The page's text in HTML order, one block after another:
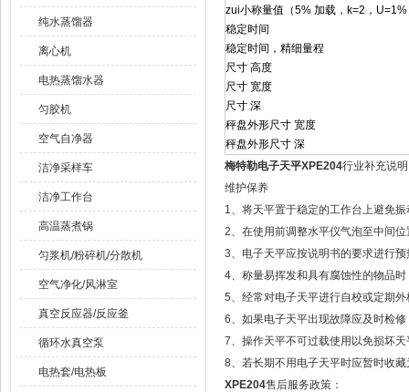
纯水蒸馏器
离心机
电热蒸馏水器
匀胶机
空气自净器
洁净采样车
洁净工作台
高温蒸煮锅
匀浆机/粉碎机/分散机
空气净化/风淋室
真空反应器/反应釜
循环水真空泵
电热套/电热板
zui小称量值（5% 加载，k=2，U=1%
稳定时间
稳定时间，精细量程
尺寸 高度
尺寸 宽度
尺寸 深
秤盘外形尺寸 宽度
秤盘外形尺寸 深
梅特勒电子天平XPE204行业补充说
维护保养
1、将天平置于稳定的工作台上避免
2、在使用前调整水平仪气泡至中间位
3、电子天平应按说明书的要求进行预
4、称量易挥发和具有腐蚀性的物品
5、经常对电子天平进行自校或定期
6、如果电子天平出现故障应及时检修
7、操作天平不可过载使用以免损坏天
8、若长期不用电子天平时应暂时收藏
XPE204售后服务政策：